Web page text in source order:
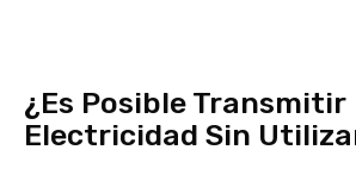
¿Es Posible Transmitir
Electricidad Sin